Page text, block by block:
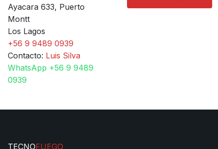
Ayacara 633, Puerto
Montt
Los Lagos
+56 9 9489 0939
Contacto: Luis Silva
WhatsApp +56 9 9489
0939
TECNOFUEGO